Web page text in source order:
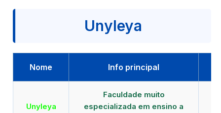
Unyleya
Nome Info principal
Unyleya
Faculdade muito
especializada em ensino a